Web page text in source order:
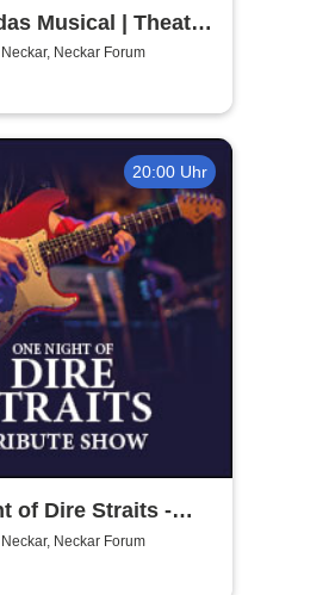
Musical | Theater
Neckar Forum
20:00 Uhr
of Dire Straits -
Neckar Forum